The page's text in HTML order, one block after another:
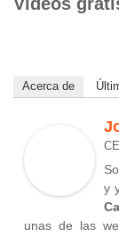
Acerca de
y
unas de las